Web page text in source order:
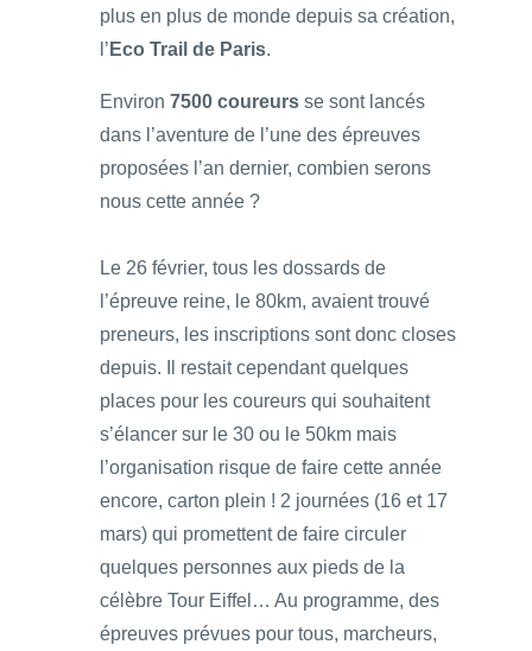
plus en plus de monde depuis sa création,
l’ Eco Trail de Paris.
Environ 7500 coureurs se sont lancés
dans l’aventure de l’une des épreuves
proposées l’an dernier, combien serons
nous cette année ?
Le 26 février, tous les dossards de
l’épreuve reine, le 80km, avaient trouvé
preneurs, les inscriptions sont donc closes
depuis. Il restait cependant quelques
places pour les coureurs qui souhaitent
s’élancer sur le 30 ou le 50km mais
l’organisation risque de faire cette année
encore, carton plein ! 2 journées (16 et 17
mars) qui promettent de faire circuler
quelques personnes aux pieds de la
célèbre Tour Eiffel… Au programme, des
épreuves prévues pour tous, marcheurs,